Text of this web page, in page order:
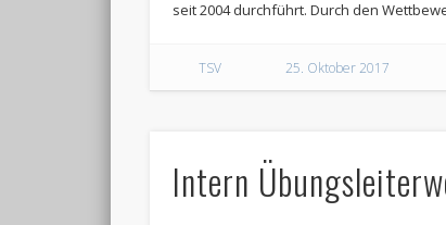
seit 2004 durchführt. Durch den
TSV 25. Oktober 2017
Intern